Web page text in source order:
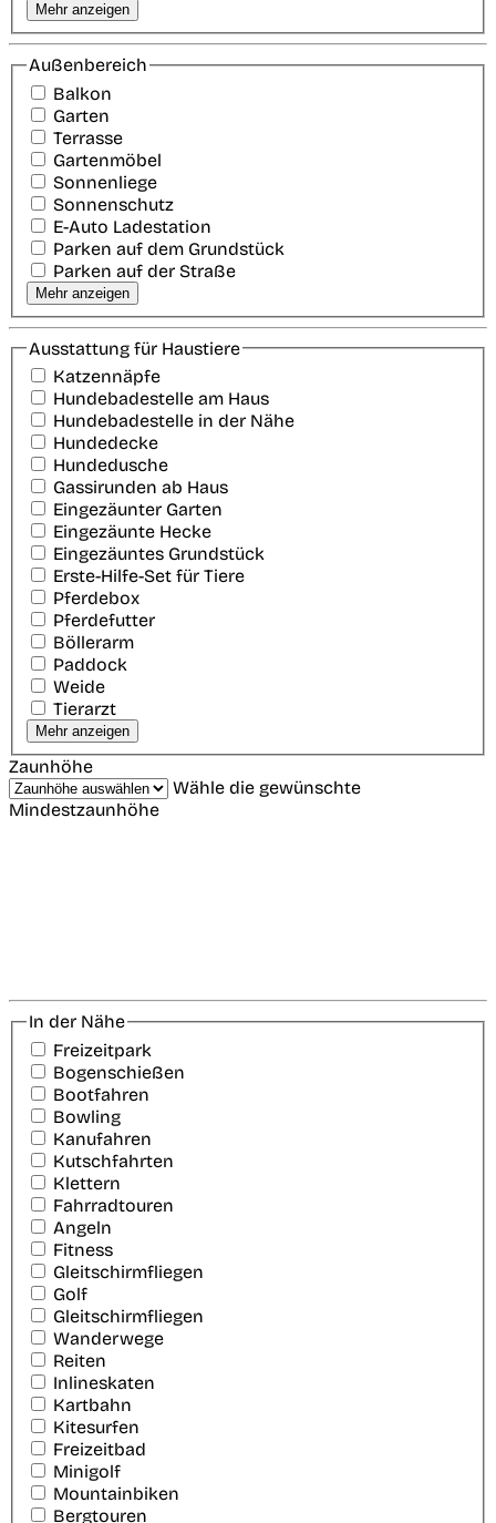
Mehr anzeigen
Außenbereich
Balkon
Garten
Terrasse
Gartenmöbel
Sonnenliege
Sonnenschutz
E-Auto Ladestation
Parken auf dem Grundstück
Parken auf der Straße
Mehr anzeigen
Ausstattung für Haustiere
Katzennäpfe
Hundebadestelle am Haus
Hundebadestelle in der Nähe
Hundedecke
Hundedusche
Gassirunden ab Haus
Eingezäunter Garten
Eingezäunte Hecke
Eingezäuntes Grundstück
Erste-Hilfe-Set für Tiere
Pferdebox
Pferdefutter
Böllerarm
Paddock
Weide
Tierarzt
Mehr anzeigen
Zaunhöhe
Wähle die gewünschte
Mindestzaunhöhe
In der Nähe
Freizeitpark
Bogenschießen
Bootfahren
Bowling
Kanufahren
Kutschfahrten
Klettern
Fahrradtouren
Angeln
Fitness
Gleitschirmfliegen
Golf
Gleitschirmfliegen
Wanderwege
Reiten
Inlineskaten
Kartbahn
Kitesurfen
Freizeitbad
Minigolf
Mountainbiken
Bergtouren